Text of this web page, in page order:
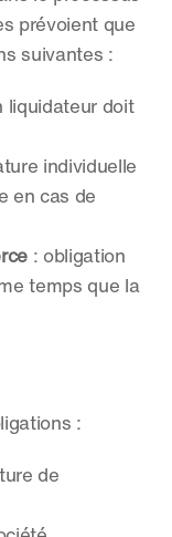
prévoient que
suivantes :
liquidateur doit
individuelle
en cas de
: obligation
temps que la
:
de